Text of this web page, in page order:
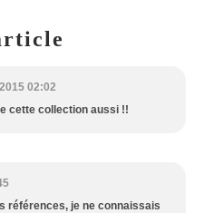
02:02
cette collection aussi !!
références, je ne connaissais